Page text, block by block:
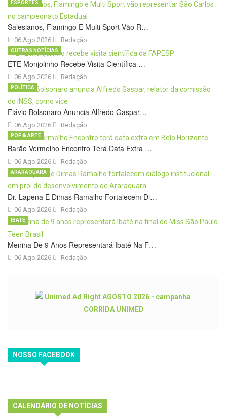
Salesianos, Flamingo E Multi Sport Vão R…
06 Ago 2026
ESPORTES
Redação
ETE Monjolinho Recebe Visita Científica …
06 Ago 2026
OUTRAS NOTÍCIAS
Redação
Flávio Bolsonaro Anuncia Alfredo Gaspar…
06 Ago 2026
POLÍTICA
Redação
Barão Vermelho Encontro Terá Data Extra …
06 Ago 2026
POP & ARTE
Redação
Dr. Lapena E Dimas Ramalho Fortalecem Di…
06 Ago 2026
ARARAQUARA
Redação
Menina De 9 Anos Representará Ibaté Na F…
06 Ago 2026
IBATÉ
Redação
NOSSO FACEBOOK
CALENDÁRIO DE NOTÍCIAS